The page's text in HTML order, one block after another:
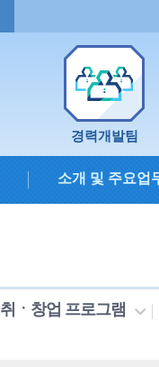
경력개발팀
소개 및 주요업
취ㆍ창업 프로그램